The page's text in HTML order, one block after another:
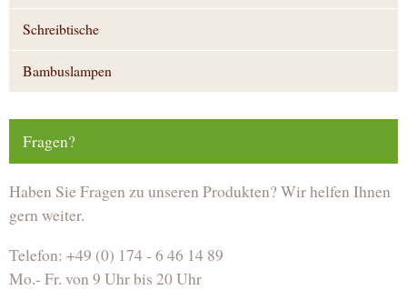
Schreibtische
Bambuslampen
Fragen?
Haben Sie Fragen zu unseren Produkten? Wir helfen Ihnen
gern weiter.
Telefon: +49 (0) 174 - 6 46 14 89
Mo.- Fr. von 9 Uhr bis 20 Uhr